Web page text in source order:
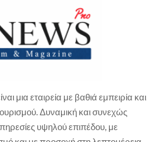
μια εταιρεία με βαθιά εμπειρία και
Δυναμική και συνεχώς
υψηλού επιπέδου, με